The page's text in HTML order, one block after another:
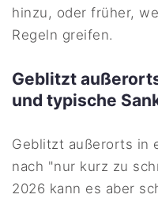
hinzu, oder früher,
Regeln greifen.
Geblitzt
und typische
Geblitzt außerorts in
nach "nur kurz zu
2026 kann es aber